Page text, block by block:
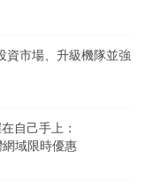
資市場、升級機隊並強
自己手上：
域限時優惠